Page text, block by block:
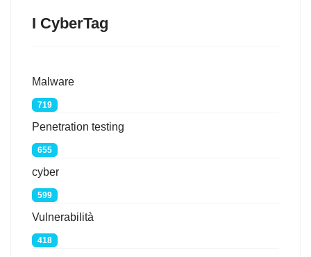
I CyberTag
Malware
719
Penetration testing
655
cyber
599
Vulnerabilità
418